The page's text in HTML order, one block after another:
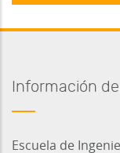
Información
Escuela de